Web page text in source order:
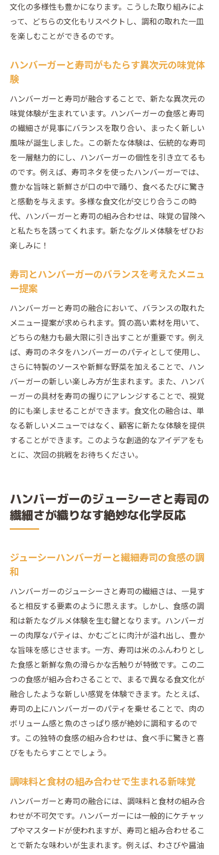
文化の多様性も豊かになります。こうした取り組みによ
って、どちらの文化もリスペクトし、調和の取れた一皿
を楽しむことができるのです。
ハンバーガーと寿司がもたらす異次元の味覚体
験
ハンバーガーと寿司が融合することで、新たな異次元の
味覚体験が生まれています。ハンバーガーの食感と寿司
の繊細さが見事にバランスを取り合い、まったく新しい
風味が誕生しました。この新たな体験は、伝統的な寿司
を一層魅力的にし、ハンバーガーの個性を引き立てるも
のです。例えば、寿司ネタを使ったハンバーガーでは、
豊かな旨味と新鮮さが口の中で踊り、食べるたびに驚き
と感動を与えます。多様な食文化が交じり合うこの時
代、ハンバーガーと寿司の組み合わせは、味覚の冒険へ
と私たちを誘ってくれます。新たなグルメ体験をぜひお
楽しみに！
寿司とハンバーガーのバランスを考えたメニュ
ー提案
ハンバーガーと寿司の融合において、バランスの取れた
メニュー提案が求められます。質の高い素材を用いて、
どちらの魅力も最大限に引き出すことが重要です。例え
ば、寿司のネタをハンバーガーのパティとして使用し、
さらに特製のソースや新鮮な野菜を加えることで、ハン
バーガーの新しい楽しみ方が生まれます。また、ハンバ
ーガーの具材を寿司の握りにアレンジすることで、視覚
的にも楽しませることができます。食文化の融合は、単
なる新しいメニューではなく、顧客に新たな体験を提供
することができます。このような創造的なアイデアをも
とに、次回の挑戦をお待ちください。
ハンバーガーのジューシーさと寿司の
繊細さが織りなす絶妙な化学反応
ジューシーハンバーガーと繊細寿司の食感の調
和
ハンバーガーのジューシーさと寿司の繊細さは、一見す
ると相反する要素のように思えます。しかし、食感の調
和は新たなグルメ体験を生む鍵となります。ハンバーガ
ーの肉厚なパティは、かむごとに肉汁が溢れ出し、豊か
な旨味を感じさせます。一方、寿司は米のふんわりとし
た食感と新鮮な魚の滑らかな舌触りが特徴です。この二
つの食感が組み合わさることで、まるで異なる食文化が
融合したような新しい感覚を体験できます。たとえば、
寿司の上にハンバーガーのパティを乗せることで、肉の
ボリューム感と魚のさっぱり感が絶妙に調和するので
す。この独特の食感の組み合わせは、食べ手に驚きと喜
びをもたらすことでしょう。
調味料と食材の組み合わせで生まれる新味覚
ハンバーガーと寿司の融合には、調味料と食材の組み合
わせが不可欠です。ハンバーガーには一般的にケチャッ
プやマスタードが使われますが、寿司と組み合わせるこ
とで新たな味わいが生まれます。例えば、わさびや醤油